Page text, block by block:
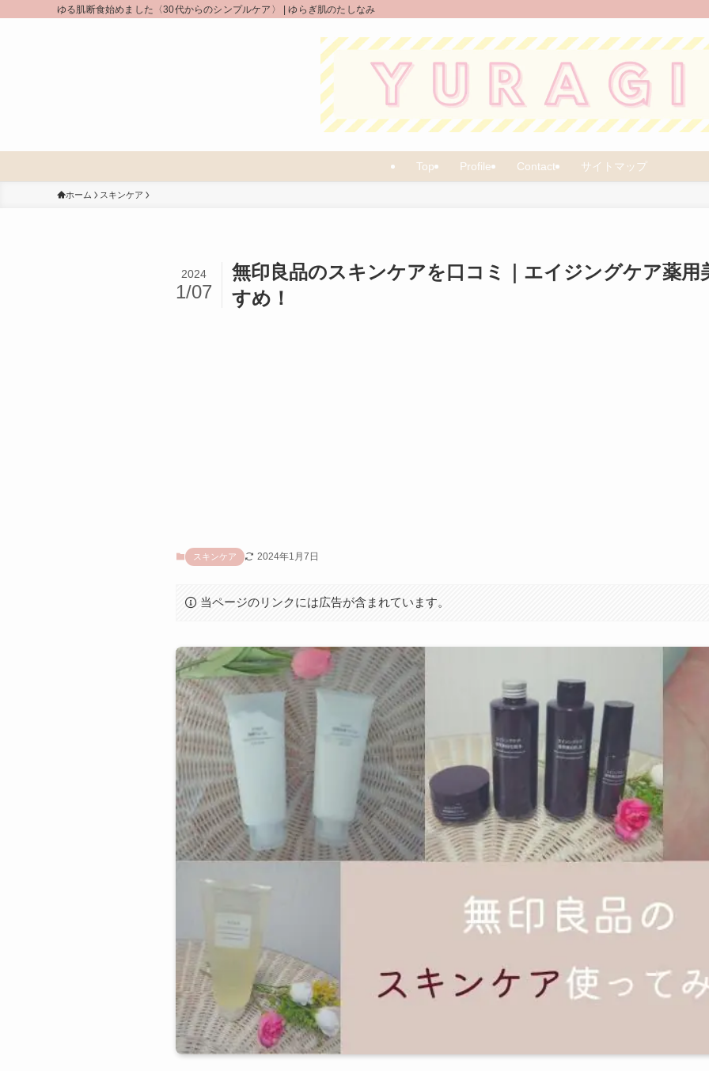
ゆる肌断食始めました〈30代からのシンプルケア〉 | ゆらぎ肌のたしなみ
Top Profile Contact サイトマップ
ホーム スキンケア
無印良品のスキンケアを口コミ｜エイジングケア薬用
すめ！
2024
1/07
スキンケア 2024年1月7日
当ページのリンクには広告が含まれています。